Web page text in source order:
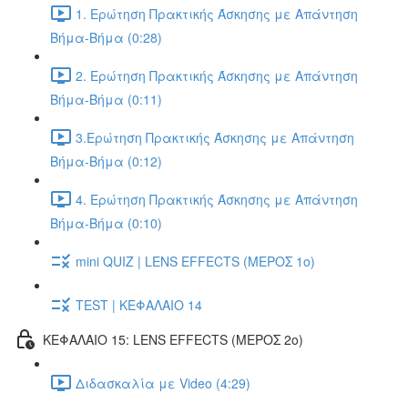
1. Ερώτηση Πρακτικής Άσκησης με Απάντηση
Βήμα-Βήμα (0:28)
2. Ερώτηση Πρακτικής Άσκησης με Απάντηση
Βήμα-Βήμα (0:11)
3.Ερώτηση Πρακτικής Άσκησης με Απάντηση
Βήμα-Βήμα (0:12)
4. Ερώτηση Πρακτικής Άσκησης με Απάντηση
Βήμα-Βήμα (0:10)
mini QUIZ | LENS EFFECTS (ΜΕΡΟΣ 1ο)
TEST | ΚΕΦΑΛΑΙΟ 14
ΚΕΦΑΛΑΙΟ 15: LENS EFFECTS (ΜΕΡΟΣ 2o)
Διδασκαλία με Video (4:29)